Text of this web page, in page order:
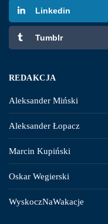
Linkedin
Tumblr
REDAKCJA
Aleksander Miński
Aleksander Łopacz
Marcin Kupiński
Oskar Wegierski
WyskoczNaWakacje